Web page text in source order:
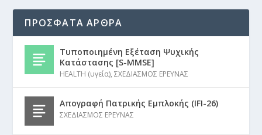
ΠΡΟΣΦΑΤΑ ΑΡΘΡΑ
Τυποποιημένη Εξέταση Ψυχικής
Κατάστασης [S-MMSE]
HEALTH (υγεία),ΣΧΕΔΙΑΣΜΟΣ ΕΡΕΥΝΑΣ
Απογραφή Πατρικής Εμπλοκής (IFI-26)
ΣΧΕΔΙΑΣΜΟΣ ΕΡΕΥΝΑΣ